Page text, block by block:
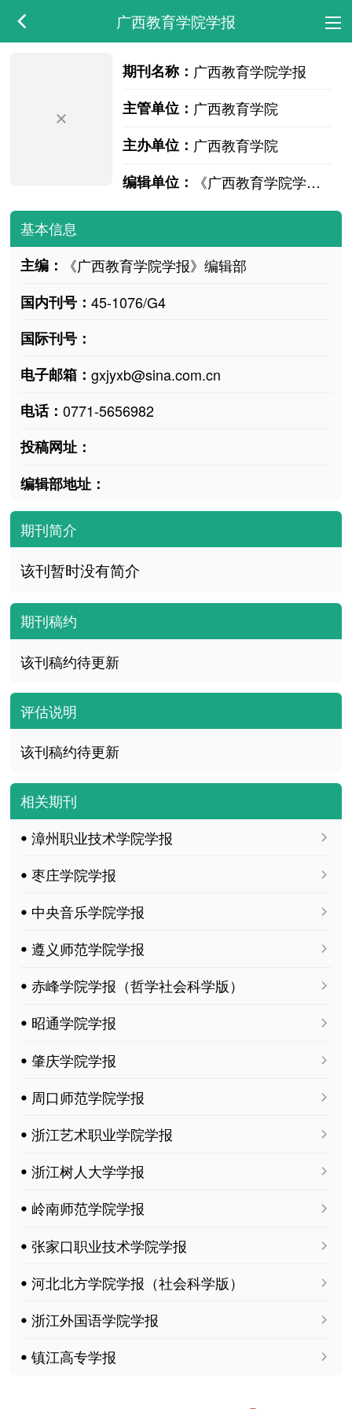
广西教育学院学报
期刊名称： 广西教育学院学报
主管单位： 广西教育学院
主办单位： 广西教育学院
编辑单位：
《广西教育学院学报》编辑部
基本信息
主编：
《广西教育学院学报》编辑部
国内刊号： 45-1076/G4
国际刊号：
电子邮箱： gxjyxb@sina.com.cn
电话： 0771-5656982
投稿网址：
编辑部地址：
期刊简介
该刊暂时没有简介
期刊稿约
该刊稿约待更新
评估说明
该刊稿约待更新
相关期刊
ꔷ 漳州职业技术学院学报
ꔷ 枣庄学院学报
ꔷ 中央音乐学院学报
ꔷ 遵义师范学院学报
ꔷ 赤峰学院学报（哲学社会科学版）
ꔷ 昭通学院学报
ꔷ 肇庆学院学报
ꔷ 周口师范学院学报
ꔷ 浙江艺术职业学院学报
ꔷ 浙江树人大学学报
ꔷ 岭南师范学院学报
ꔷ 张家口职业技术学院学报
ꔷ 河北北方学院学报（社会科学版）
ꔷ 浙江外国语学院学报
ꔷ 镇江高专学报